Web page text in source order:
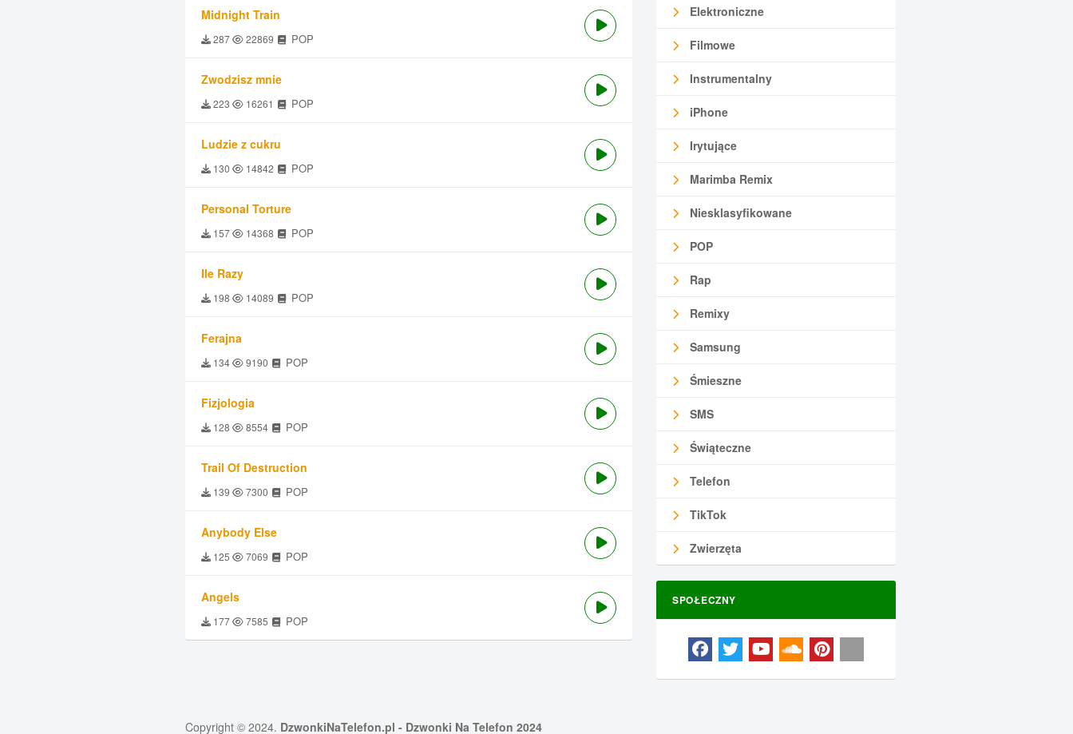
Elektroniczne
Filmowe
Instrumentalny
iPhone
Irytujące
Marimba Remix
Niesklasyfikowane
POP
Rap
Remixy
Samsung
Śmieszne
SMS
Świąteczne
Telefon
TikTok
Zwierzęta
SPOŁECZNY
Midnight Train
287 22869 POP
Zwodzisz mnie
223 16261 POP
Ludzie z cukru
130 14842 POP
Personal Torture
157 14368 POP
Ile Razy
198 14089 POP
Ferajna
134 9190 POP
Fizjologia
128 8554 POP
Trail Of Destruction
139 7300 POP
Anybody Else
125 7069 POP
Angels
177 7585 POP
Copyright © 2024. DzwonkiNaTelefon.pl - Dzwonki Na Telefon 2024